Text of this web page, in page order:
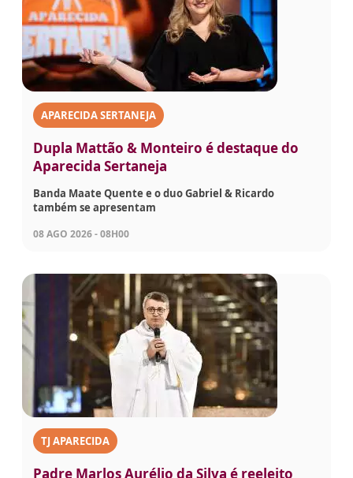
APARECIDA SERTANEJA
Dupla Mattão & Monteiro é destaque do
Aparecida Sertaneja
Banda Maate Quente e o duo Gabriel & Ricardo
também se apresentam
08 AGO 2026 - 08H00
TJ APARECIDA
Padre Marlos Aurélio da Silva é reeleito